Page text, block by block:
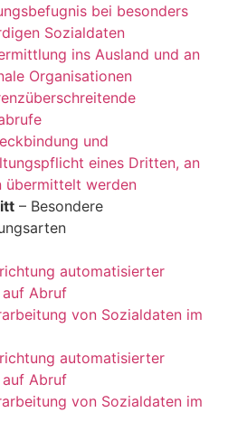
bei besonders
Sozialdaten
ins Ausland und an
Organisationen
und
eines Dritten, an
übermittelt werden
– Besondere
automatisierter
Abruf
von Sozialdaten im
automatisierter
Abruf
von Sozialdaten im